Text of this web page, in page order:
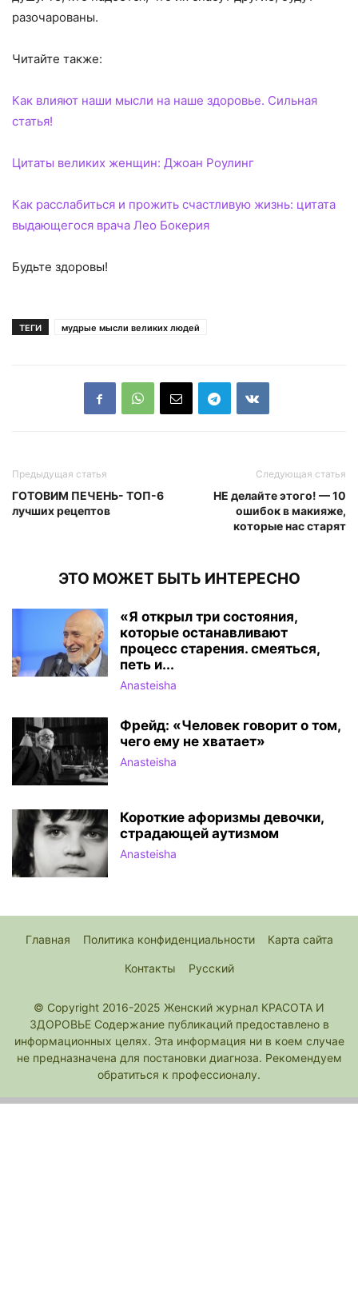
разочарованы.
Читайте также:
Как влияют наши мысли на наше здоровье. Сильная
статья!
Цитаты великих женщин: Джоан Роулинг
Как расслабиться и прожить счастливую жизнь: цитата
выдающегося врача Лео Бокерия
Будьте здоровы!
ТЕГИ мудрые мысли великих людей
Предыдущая статья
ГОТОВИМ ПЕЧЕНЬ- ТОП-6
лучших рецептов
Следующая статья
НЕ делайте этого! — 10
ошибок в макияже,
которые нас старят
ЭТО МОЖЕТ БЫТЬ ИНТЕРЕСНО
«Я открыл три состояния,
которые останавливают
процесс cтарения. смеяться,
петь и...
Anasteisha
Фрейд: «Человек говорит о том,
чего ему не хватает»
Anasteisha
Короткие афоризмы девочки,
страдающей аутизмом
Anasteisha
Главная Политика конфиденциальности Карта сайта
Контакты Русский
© Copyright 2016-2025 Женский журнал КРАСОТА И
ЗДОРОВЬЕ Содержание публикаций предоставлено в
информационных целях. Эта информация ни в коем случае
не предназначена для постановки диагноза. Рекомендуем
обратиться к профессионалу.